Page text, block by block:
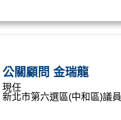
公關顧問 金瑞龍
現任
新北市第六選區(中和區)議員